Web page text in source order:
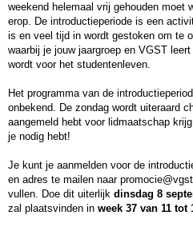
weekend helemaal vrij gehouden moet
erop. De introductieperiode is een
is en veel tijd in wordt gestoken om te
waarbij je jouw jaargroep en VGST
wordt voor het studentenleven.
Het programma van de
onbekend. De zondag wordt uiteraard
aangemeld hebt voor lidmaatschap
je nodig hebt!
Je kunt je aanmelden voor de
en adres te mailen naar
vullen. Doe dit uiterlijk dinsdag 8
zal plaatsvinden in week 37 van 11 tot